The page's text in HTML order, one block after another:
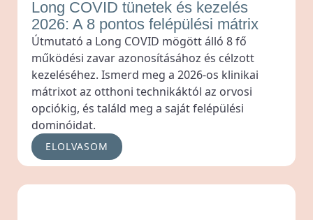
Long COVID tünetek és kezelés
2026: A 8 pontos felépülési mátrix
Útmutató a Long COVID mögött álló 8 fő
működési zavar azonosításához és célzott
kezeléséhez. Ismerd meg a 2026-os klinikai
mátrixot az otthoni technikáktól az orvosi
opciókig, és találd meg a saját felépülési
dominóidat.
ELOLVASOM